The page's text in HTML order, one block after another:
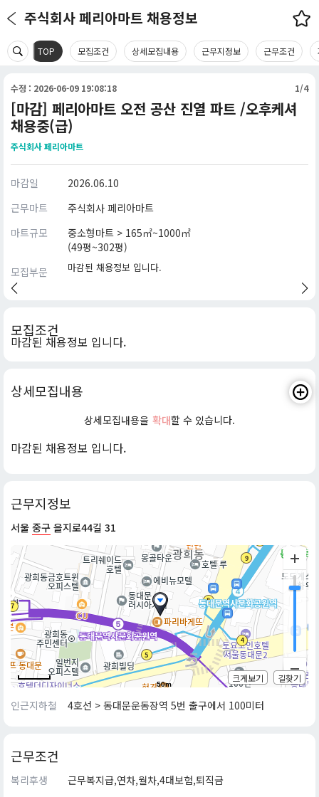
주식회사 페리아마트 채용정보
TOP 모집조건 상세모집내용 근무지정보 근무조건
수정 : 2026-06-09 19:08:18 1/4
[마감] 페리아마트 오전 공산 진열 파트 /오후케셔
채용중(급)
주식회사 페리아마트
마감일
2026.06.10
근무마트
주식회사 페리아마트
마트규모
중소형마트 > 165㎡~1000㎡
(49평~302평)
모집부문
마감된 채용정보 입니다.
모집조건
마감된 채용정보 입니다.
상세모집내용
상세모집내용을 확대할 수 있습니다.
마감된 채용정보 입니다.
근무지정보
서울 중구 을지로44길 31
50m
크게보기 길찾기
인근지하철 4호선 > 동대문운동장역 5번 출구에서 100미터
근무조건
복리후생
근무복지급,연차,월차,4대보험,퇴직금